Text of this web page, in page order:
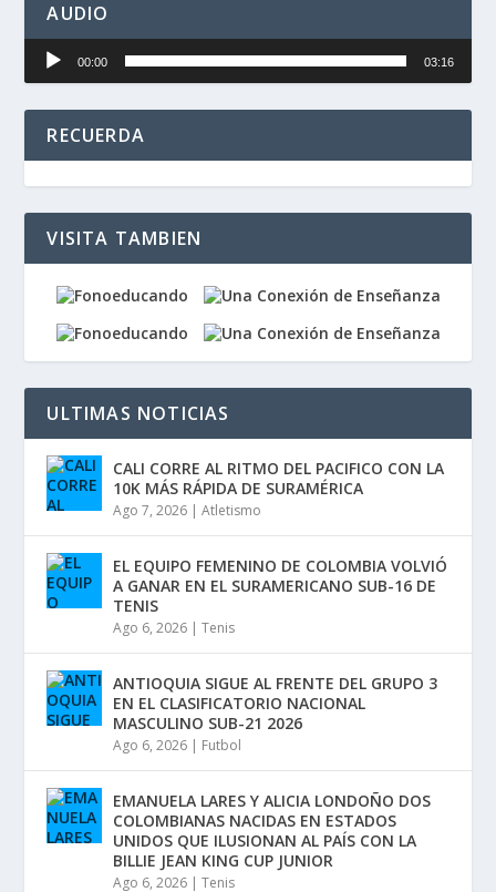
AUDIO
Reproductor
de
00:00 03:16
RECUERDA
VISITA TAMBIEN
ULTIMAS NOTICIAS
CALI CORRE AL RITMO DEL PACIFICO CON LA
10K MÁS RÁPIDA DE SURAMÉRICA
Ago 7, 2026 |Atletismo
EL EQUIPO FEMENINO DE COLOMBIA VOLVIÓ
A GANAR EN EL SURAMERICANO SUB-16 DE
TENIS
Ago 6, 2026 |Tenis
ANTIOQUIA SIGUE AL FRENTE DEL GRUPO 3
EN EL CLASIFICATORIO NACIONAL
MASCULINO SUB-21 2026
Ago 6, 2026 | Futbol
EMANUELA LARES Y ALICIA LONDOÑO DOS
COLOMBIANAS NACIDAS EN ESTADOS
UNIDOS QUE ILUSIONAN AL PAÍS CON LA
BILLIE JEAN KING CUP JUNIOR
Ago 6, 2026 |Tenis